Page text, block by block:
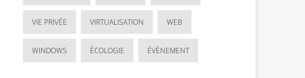
VIE PRIVÉE VIRTUALISATION WEB
WINDOWS ÉCOLOGIE ÉVÈNEMENT